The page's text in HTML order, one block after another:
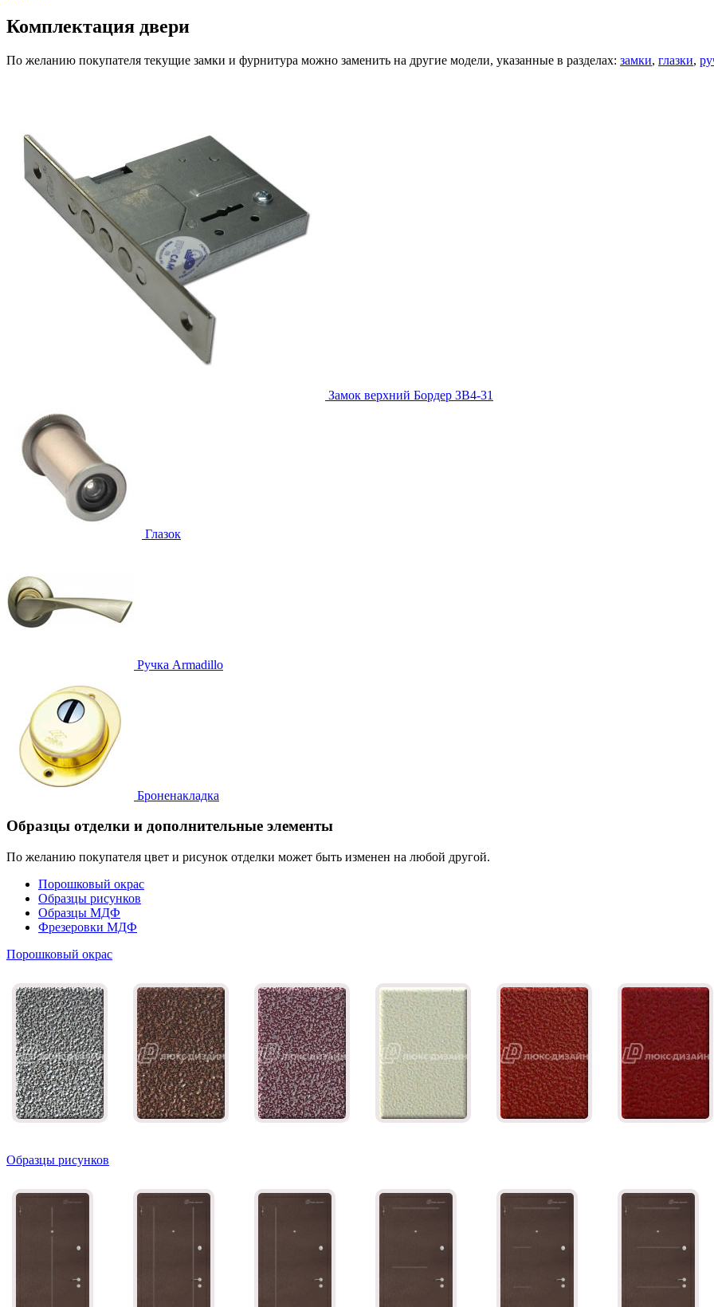
Комплектация двери
По желанию покупателя текущие замки и фурнитура можно заменить на другие модели, указанные в разделах: замки, глазки,
Замок верхний Бордер ЗВ4-31
Глазок
Ручка Armadillo
Броненакладка
Образцы отделки и дополнительные элементы
По желанию покупателя цвет и рисунок отделки может быть изменен на любой другой.
Порошковый окрас
Образцы рисунков
Образцы МДФ
Фрезеровки МДФ
Порошковый окрас
Образцы рисунков